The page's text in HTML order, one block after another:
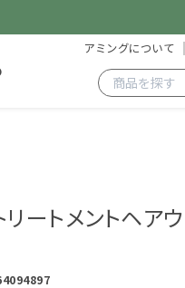
アミングについて
リートメントヘア